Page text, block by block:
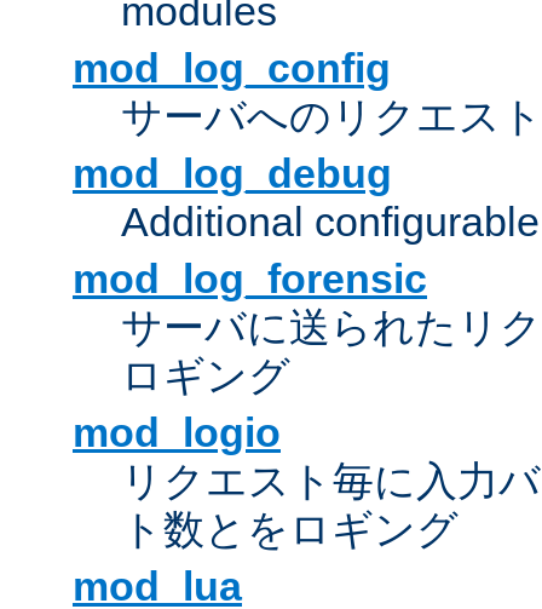
modules
mod_log_config
サーバへのリクエス
mod_log_debug
Additional
mod_log_forensic
サーバに送られたリ
ロギング
mod_logio
リクエスト毎に入力
ト数とをロギング
mod_lua